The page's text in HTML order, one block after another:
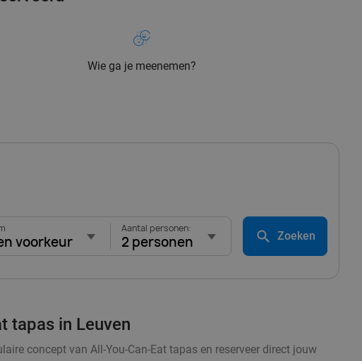
Wie ga je meenemen?
voorkeur
Aantal personen:
2 personen Zoeken
tapas in Leuven
concept van All-You-Can-Eat tapas en reserveer direct jouw